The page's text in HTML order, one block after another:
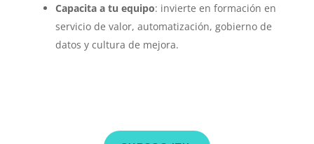
Capacita a tu equipo: invierte en formación en
servicio de valor, automatización, gobierno de
datos y cultura de mejora.